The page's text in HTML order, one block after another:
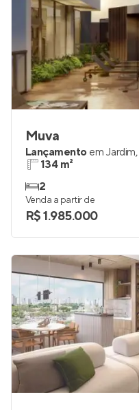
Muva
Lançamento em Jardim,
134 m²
2
Venda a partir de
R$ 1.985.000